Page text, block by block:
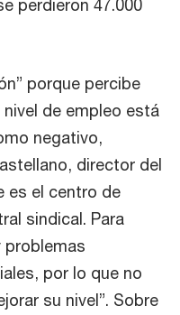
perdieron 47.000
porque percibe
de empleo está
negativo,
director del
es el centro de
sindical. Para
problemas
por lo que no
su nivel”. Sobre